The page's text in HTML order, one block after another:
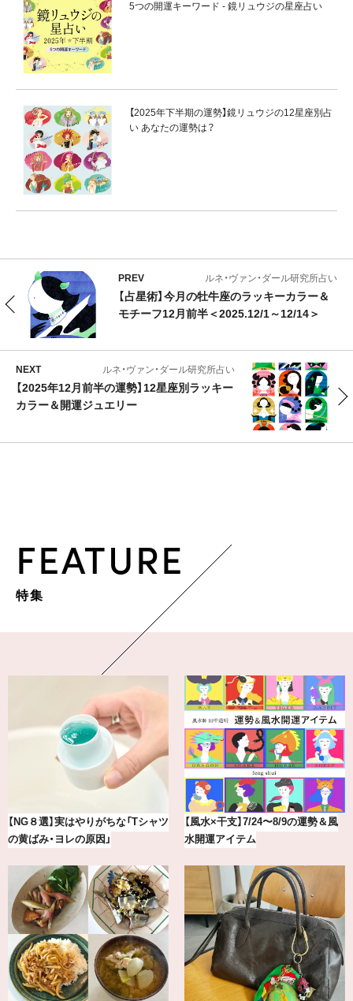
5つの開運キーワード - 鏡リュウジの星座占い
【2025年下半期の運勢】鏡リュウジの12星座別占
い あなたの運勢は？
PREV ルネ・ヴァン・ダール研究所占い
【占星術】今月の牡牛座のラッキーカラー＆
モチーフ12月前半＜2025.12/1～12/14＞
NEXT ルネ・ヴァン・ダール研究所占い
【2025年12月前半の運勢】12星座別ラッキー
カラー＆開運ジュエリー
FEATURE
特集
最新版！東京都内のおしゃれな朝活
カフェ＆モーニング9選
【BAILA×OMO】ウオズミアミ描き
下ろし！金沢の旅リスト